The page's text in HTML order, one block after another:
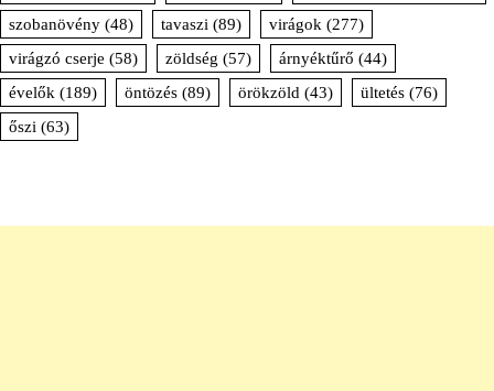
szobanövény (48) tavaszi (89) virágok (277)
virágzó cserje (58) zöldség (57) árnyéktűrő (44)
évelők (189) öntözés (89) örökzöld (43) ültetés (76)
őszi (63)